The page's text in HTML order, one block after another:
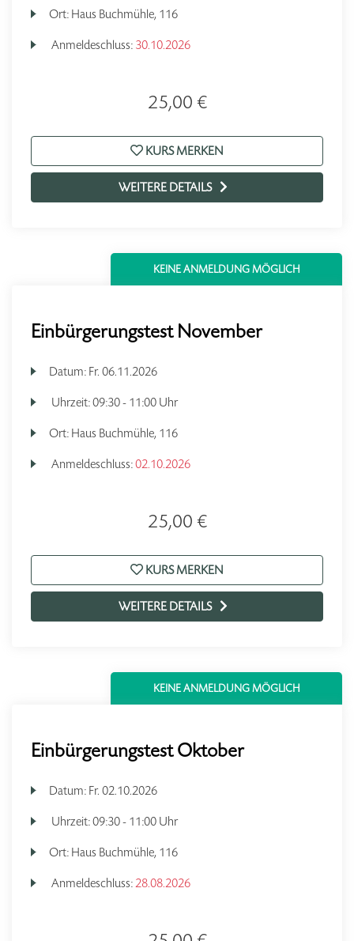
Ort: Haus Buchmühle, 116
Anmeldeschluss: 30.10.2026
25,00 €
KURS MERKEN
WEITERE DETAILS
KEINE ANMELDUNG MÖGLICH
Einbürgerungstest November
Datum: Fr. 06.11.2026
Uhrzeit:09:30 - 11:00 Uhr
Ort: Haus Buchmühle, 116
Anmeldeschluss:02.10.2026
25,00 €
KURS MERKEN
WEITERE DETAILS
KEINE ANMELDUNG MÖGLICH
Einbürgerungstest Oktober
Datum: Fr. 02.10.2026
Uhrzeit:09:30 - 11:00 Uhr
Ort: Haus Buchmühle, 116
Anmeldeschluss:28.08.2026